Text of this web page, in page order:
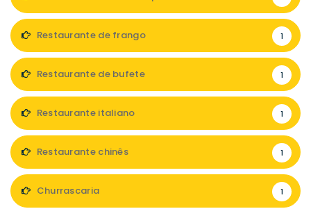
Restaurante de frango 1
Restaurante de bufete 1
Restaurante italiano 1
Restaurante chinês 1
Churrascaria 1